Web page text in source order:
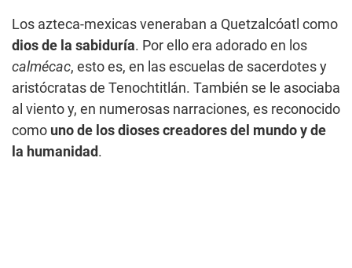
Los azteca-mexicas veneraban a Quetzalcóatl como
dios de la sabiduría. Por ello era adorado en los
calmécac, esto es, en las escuelas de sacerdotes y
aristócratas de Tenochtitlán. También se le asociaba
al viento y, en numerosas narraciones, es reconocido
como uno de los dioses creadores del mundo y de
la humanidad .